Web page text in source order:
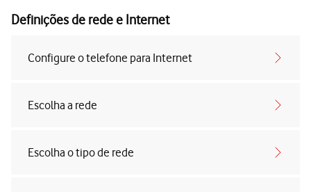
Definições de rede e Internet
Configure o telefone para Internet
Escolha a rede
Escolha o tipo de rede